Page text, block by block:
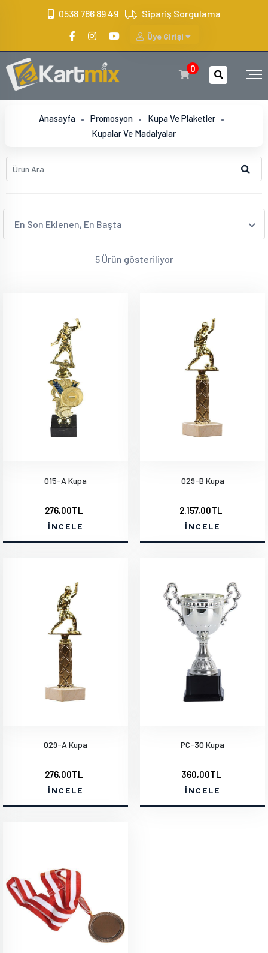
0538 786 89 49 Sipariş Sorgulama
Üye Girişi
0
Anasayfa Promosyon
Kupa Ve Plaketler
Kupalar Ve Madalyalar
En Son Eklenen, En Başta
5 Ürün gösteriliyor
015-A Kupa
276,00TL
İNCELE
029-B Kupa
2.157,00TL
İNCELE
029-A Kupa
276,00TL
İNCELE
PC-30 Kupa
360,00TL
İNCELE